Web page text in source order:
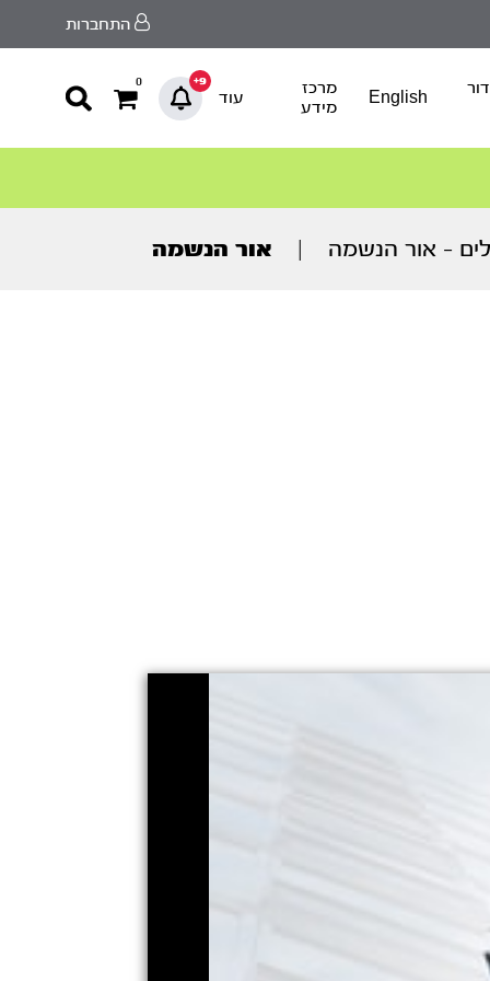
התחברות
English
מרכז
מידע
עוד
9+
0
– אור הנשמה אור הנשמה